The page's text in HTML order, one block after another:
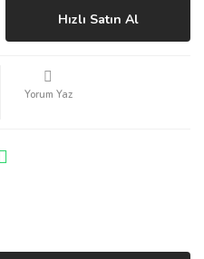
Hızlı Satın Al
Yorum Yaz